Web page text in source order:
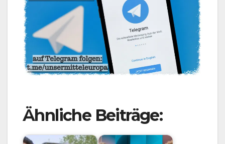
Ähnliche Beiträge: